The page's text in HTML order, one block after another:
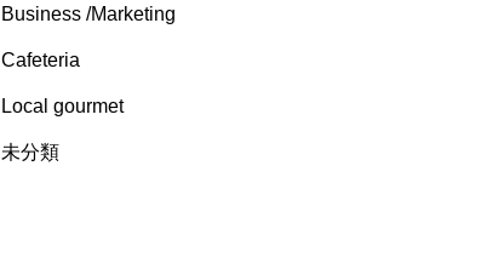
Business /Marketing
Cafeteria
Local gourmet
未分類